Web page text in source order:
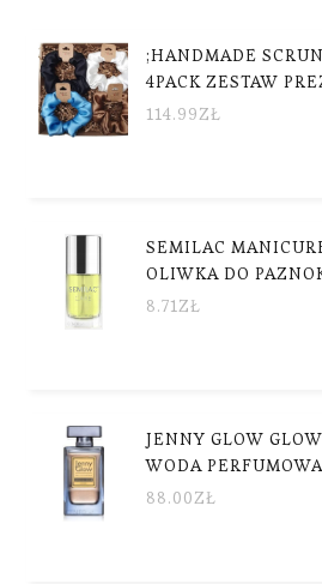
;HANDMADE
4PACK ZESTAW
114.99ZŁ
SEMILAC
OLIWKA DO
8.71ZŁ
JENNY GLOW
WODA
88.00ZŁ